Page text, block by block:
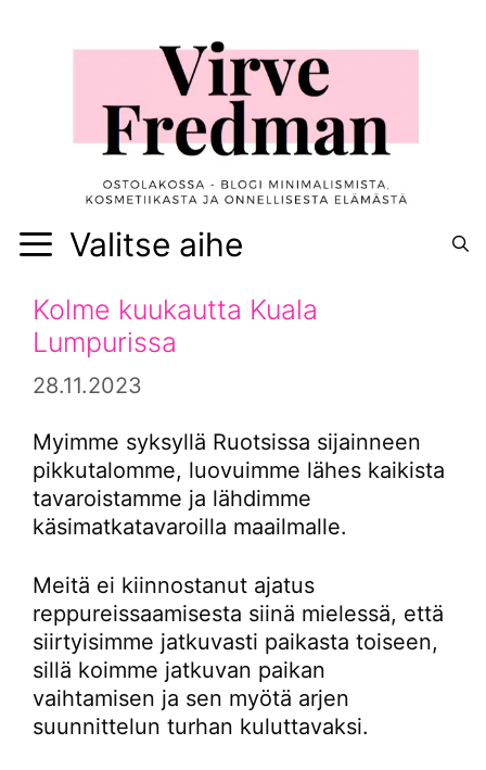
Valitse aihe
Kolme kuukautta Kuala
Lumpurissa
28.11.2023
Myimme syksyllä Ruotsissa sijainneen
pikkutalomme, luovuimme lähes kaikista
tavaroistamme ja lähdimme
käsimatkatavaroilla maailmalle.
Meitä ei kiinnostanut ajatus
reppureissaamisesta siinä mielessä, että
siirtyisimme jatkuvasti paikasta toiseen,
sillä koimme jatkuvan paikan
vaihtamisen ja sen myötä arjen
suunnittelun turhan kuluttavaksi.